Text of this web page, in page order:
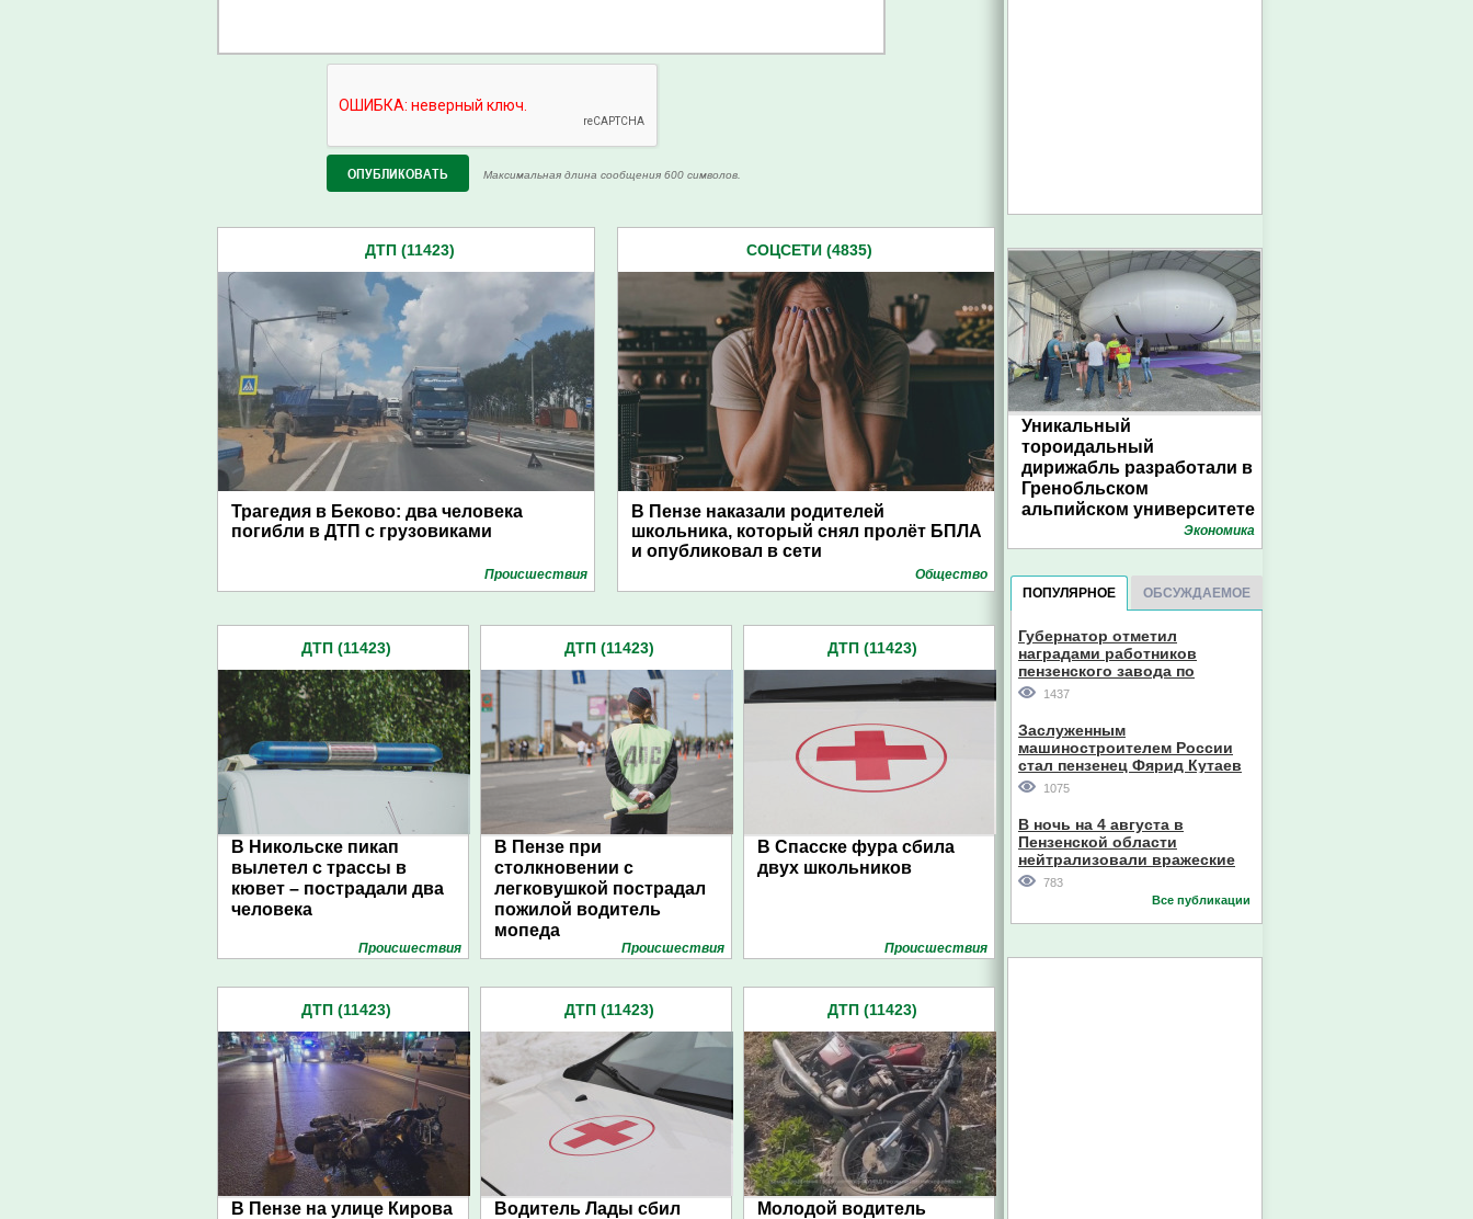
Максимальная длина сообщения 600 символов.
ДТП (11423)
Трагедия в Беково: два человека
погибли в ДТП с грузовиками
Проиcшествия
СОЦСЕТИ (4835)
В Пензе наказали родителей
школьника, который снял пролёт БПЛА
и опубликовал в сети
Общество
ДТП (11423)
В Никольске пикап
вылетел с трассы в
кювет – пострадали два
человека
Проиcшествия
ДТП (11423)
В Пензе при
столкновении с
легковушкой пострадал
пожилой водитель
мопеда
Проиcшествия
ДТП (11423)
В Спасске фура сбила
двух школьников
Проиcшествия
ДТП (11423)
В Пензе на улице Кирова
ДТП (11423)
Водитель Лады сбил
ДТП (11423)
Молодой водитель
Уникальный
тороидальный
дирижабль разработали в
Гренобльском
альпийском университете
Экономика
ПОПУЛЯРНОЕ ОБСУЖДАЕМОЕ
Губернатор отметил
наградами работников
пензенского завода по
производству станков
1437
Заслуженным
машиностроителем России
стал пензенец Фярид Кутаев
1075
В ночь на 4 августа в
Пензенской области
нейтрализовали вражеские
дроны
783
Все публикации